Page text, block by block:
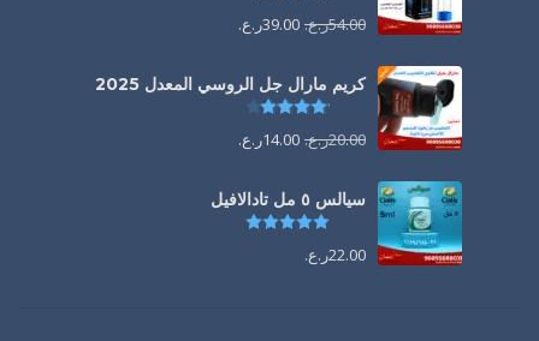
54.00ر.ع. 39.00ر.ع.
كريم مارال جل الروسي المعدل 2025
تم التقييم
20.00ر.ع. 14.00ر.ع.
سيالس ٥ مل تادالافيل
22.00ر.ع.